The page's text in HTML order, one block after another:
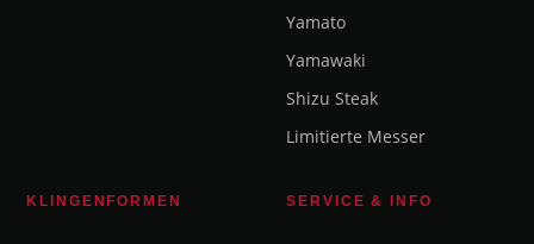
Yamato
Yamawaki
Shizu Steak
Limitierte Messer
KLINGENFORMEN SERVICE & INFO